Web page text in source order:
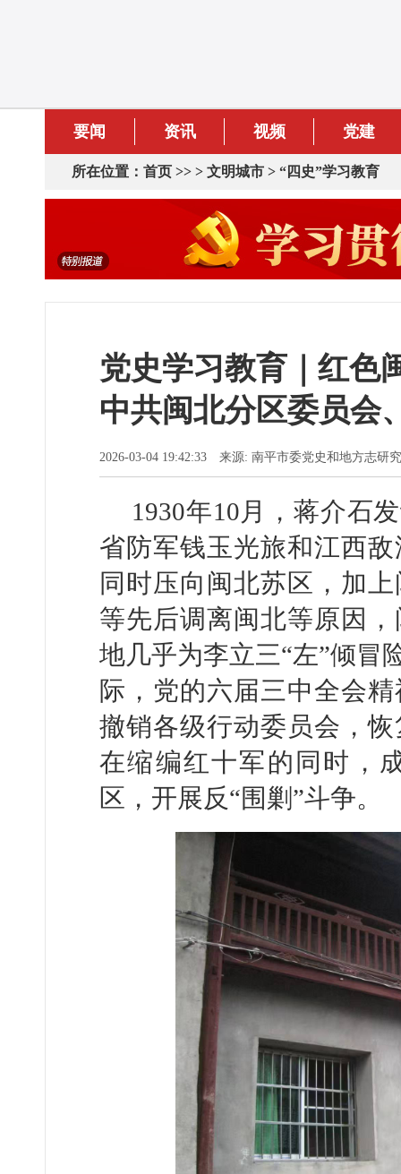
要闻 资讯 视频 党建
所在位置： 首页 >> > 文明城市 > “四史”学习教育
党史学习教育｜红色
中共闽北分区委员会
2026-03-04 19:42:33 来源: 南平市委党史和地方志
1930年10月，蒋介石
省防军钱玉光旅和江西
同时压向闽北苏区，加
等先后调离闽北等原因
地几乎为李立三“左”倾冒
际，党的六届三中全会
撤销各级行动委员会，
在缩编红十军的同时，
区，开展反“围剿”斗争。